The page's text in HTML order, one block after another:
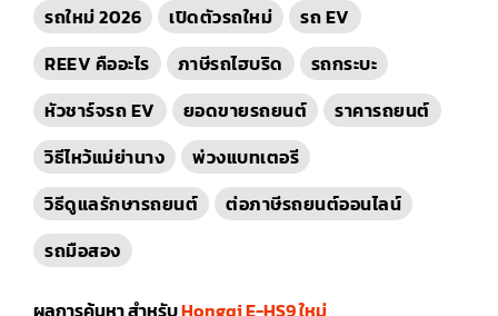
รถใหม่ 2026
เปิดตัวรถใหม่
รถ EV
REEV คืออะไร
ภาษีรถไฮบริด
รถกระบะ
หัวชาร์จรถ EV
ยอดขายรถยนต์
ราคารถยนต์
วิธีไหว้แม่ย่านาง
พ่วงแบทเตอรี
วิธีดูแลรักษารถยนต์
ต่อภาษีรถยนต์ออนไลน์
รถมือสอง
ผลการค้นหา สำหรับHongqi E-HS9 ใหม่